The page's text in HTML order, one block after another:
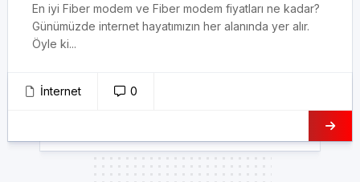
En iyi Fiber modem ve Fiber modem fiyatları ne kadar?
Günümüzde internet hayatımızın her alanında yer alır.
Öyle ki...
İnternet 0